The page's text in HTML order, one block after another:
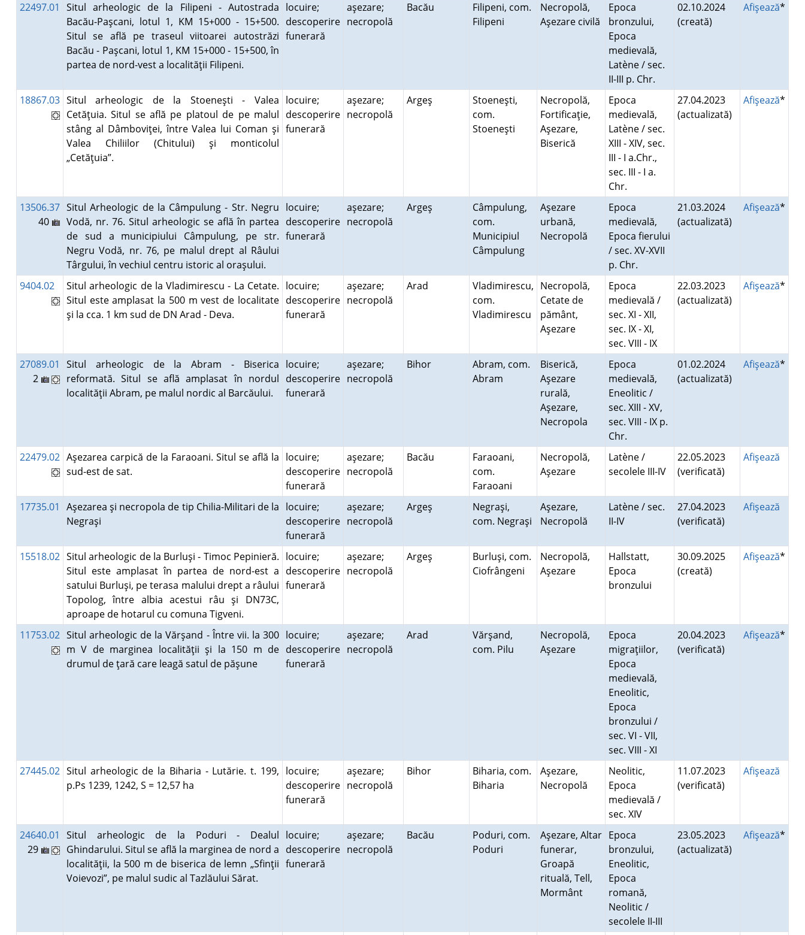
22497.01
Situl arheologic de la Filipeni - Autostrada
Bacău-Paşcani, lotul 1, KM 15+000 - 15+500.
Situl se află pe traseul viitoarei autostrăzi
Bacău - Paşcani, lotul 1, KM 15+000 - 15+500, în
partea de nord-vest a localităţii Filipeni.
locuire;
descoperire
funerară
aşezare;
necropolă
Bacău
Filipeni, com.
Filipeni
Necropolă,
Aşezare civilă
Epoca
bronzului,
Epoca
medievală,
Latène / sec.
II-III p. Chr.
02.10.2024
(creată)
Afişează*
18867.03 Situl arheologic de la Stoeneşti - Valea
Cetăţuia. Situl se află pe platoul de pe malul
stâng al Dâmboviţei, între Valea lui Coman şi
Valea Chiliilor (Chitului) şi monticolul
„Cetăţuia”.
locuire;
descoperire
funerară
aşezare;
necropolă
Argeş
Stoeneşti,
com.
Stoeneşti
Necropolă,
Fortificaţie,
Aşezare,
Biserică
Epoca
medievală,
Latène / sec.
XIII - XIV, sec.
III - I a.Chr.,
sec. III - I a.
Chr.
27.04.2023
(actualizată)
Afişează*
13506.37
40
Situl Arheologic de la Câmpulung - Str. Negru
Vodă, nr. 76. Situl arheologic se află în partea
de sud a municipiului Câmpulung, pe str.
Negru Vodă, nr. 76, pe malul drept al Râului
Târgului, în vechiul centru istoric al oraşului.
locuire;
descoperire
funerară
aşezare;
necropolă
Argeş
Câmpulung,
com.
Municipiul
Câmpulung
Aşezare
urbană,
Necropolă
Epoca
medievală,
Epoca fierului
/ sec. XV-XVII
p. Chr.
21.03.2024
(actualizată)
Afişează*
9404.02
Situl arheologic de la Vladimirescu - La Cetate.
Situl este amplasat la 500 m vest de localitate
şi la cca. 1 km sud de DN Arad - Deva.
locuire;
descoperire
funerară
aşezare;
necropolă
Arad
Vladimirescu,
com.
Vladimirescu
Necropolă,
Cetate de
pământ,
Aşezare
Epoca
medievală /
sec. XI - XII,
sec. IX - XI,
sec. VIII - IX
22.03.2023
(actualizată)
Afişează*
27089.01
2
Situl arheologic de la Abram - Biserica
reformată. Situl se află amplasat în nordul
localităţii Abram, pe malul nordic al Barcăului.
locuire;
descoperire
funerară
aşezare;
necropolă
Bihor
Abram, com.
Abram
Biserică,
Aşezare
rurală,
Aşezare,
Necropola
Epoca
medievală,
Eneolitic /
sec. XIII - XV,
sec. VIII - IX p.
Chr.
01.02.2024
(actualizată)
Afişează*
22479.02 Aşezarea carpică de la Faraoani. Situl se află la
sud-est de sat.
locuire;
descoperire
funerară
aşezare;
necropolă
Bacău
Faraoani,
com.
Faraoani
Necropolă,
Aşezare
Latène /
secolele III-IV
22.05.2023
(verificată)
Afişează
17735.01
Aşezarea şi necropola de tip Chilia-Militari de la
Negraşi
locuire;
descoperire
funerară
aşezare;
necropolă
Argeş
Negraşi,
com. Negraşi
Aşezare,
Necropolă
Latène / sec.
II-IV
27.04.2023
(verificată)
Afişează
15518.02 Situl arheologic de la Burluşi - Timoc Pepinieră.
Situl este amplasat în partea de nord-est a
satului Burluşi, pe terasa malului drept a râului
Topolog, între albia acestui râu şi DN73C,
aproape de hotarul cu comuna Tigveni.
locuire;
descoperire
funerară
aşezare;
necropolă
Argeş
Burluşi, com.
Ciofrângeni
Necropolă,
Aşezare
Hallstatt,
Epoca
bronzului
30.09.2025
(creată)
Afişează*
11753.02 Situl arheologic de la Vărşand - Între vii. la 300
m V de marginea localităţii şi la 150 m de
drumul de ţară care leagă satul de păşune
locuire;
descoperire
funerară
aşezare;
necropolă
Arad
Vărşand,
com. Pilu
Necropolă,
Aşezare
Epoca
migraţiilor,
Epoca
medievală,
Eneolitic,
Epoca
bronzului /
sec. VI - VII,
sec. VIII - XI
20.04.2023
(verificată)
Afişează*
27445.02 Situl arheologic de la Biharia - Lutărie. t. 199,
p.Ps 1239, 1242, S = 12,57 ha
locuire;
descoperire
funerară
aşezare;
necropolă
Bihor
Biharia, com.
Biharia
Aşezare,
Necropolă
Neolitic,
Epoca
medievală /
sec. XIV
11.07.2023
(verificată)
Afişează
24640.01
29
Situl arheologic de la Poduri - Dealul
Ghindarului. Situl se află la marginea de nord a
localităţii, la 500 m de biserica de lemn „Sfinţii
Voievozi”, pe malul sudic al Tazlăului Sărat.
locuire;
descoperire
funerară
aşezare;
necropolă
Bacău
Poduri, com.
Poduri
Aşezare, Altar
funerar,
Groapă
rituală, Tell,
Mormânt
Epoca
bronzului,
Eneolitic,
Epoca
romană,
Neolitic /
secolele II-III
23.05.2023
(actualizată)
Afişează*